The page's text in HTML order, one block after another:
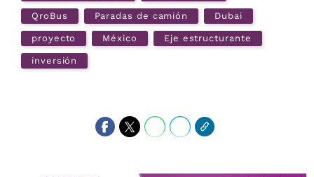
QroBus Paradas de camión Dubai
proyecto México Eje estructurante
inversión